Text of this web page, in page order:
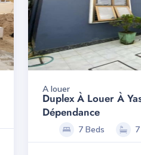
A louer
Duplex À Louer À
Dépendance
7 Beds